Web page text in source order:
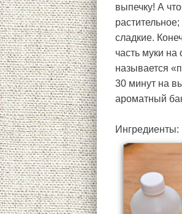
выпечку! А
сладкие.
часть муки
называется
30 минут на
ароматный
Ингредиенты: